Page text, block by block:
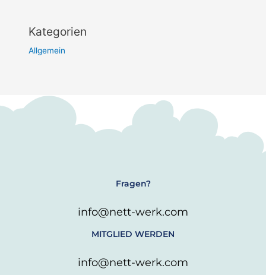
Kategorien
Allgemein
Fragen?
info@nett-werk.com
MITGLIED WERDEN
info@nett-werk.com